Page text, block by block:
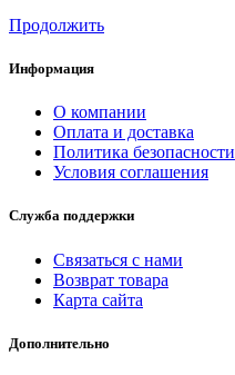
Продолжить
Информация
О компании
Оплата и доставка
Политика безопасности
Условия соглашения
Служба поддержки
Связаться с нами
Возврат товара
Карта сайта
Дополнительно